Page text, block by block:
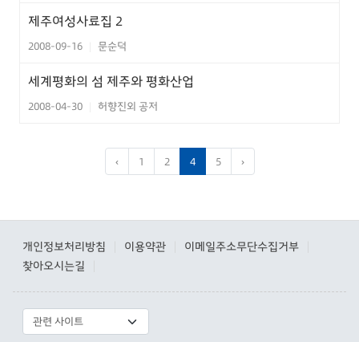
제주여성사료집 2
2008-09-16 문순덕
세계평화의 섬 제주와 평화산업
2008-04-30 허향진외 공저
‹ 1 2 4 5 ›
개인정보처리방침 이용약관 이메일주소무단수집거부
찾아오시는길